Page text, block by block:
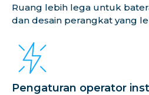
Ruang lebih lega untuk
dan desain perangkat yang
Pengaturan operator